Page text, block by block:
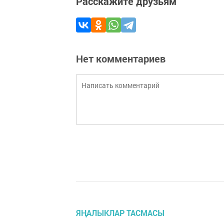
Нет комментариев
ЯҢАЛЫКЛАР ТАСМАСЫ